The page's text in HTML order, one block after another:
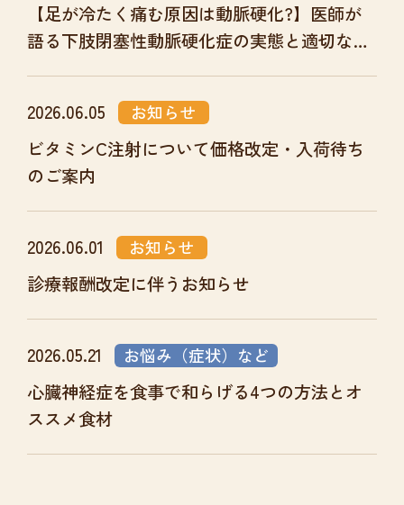
【足が冷たく痛む原因は動脈硬化?】医師が
語る下肢閉塞性動脈硬化症の実態と適切な対
2026.06.05
お知らせ
ビタミンC注射について価格改定・入荷待ち
のご案内
2026.06.01 お知らせ
診療報酬改定に伴うお知らせ
2026.05.21 お悩み（症状）など
心臓神経症を食事で和らげる4つの方法とオ
ススメ食材